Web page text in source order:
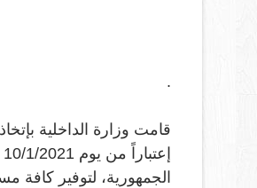
.
قامت وزارة الداخلية
الجمهورية، لتوفير كافة